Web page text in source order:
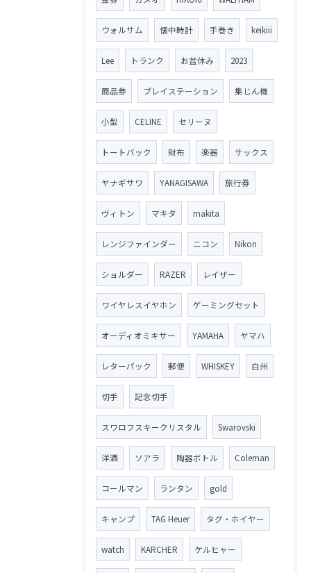
ウォルサム 懐中時計 手巻き keikiii
Lee トランク お盆休み 2023
商品券 プレイステーション 集じん機
小型 CELINE セリーヌ
トートバック 財布 楽器 サックス
ヤナギサワ YANAGISAWA 旅行券
ヴィトン マキタ makita
レンジファインダー ニコン Nikon
ショルダー RAZER レイザー
ワイヤレスイヤホン ゲーミングセット
オーディオミキサー YAMAHA ヤマハ
レターパック 郵便 WHISKEY 白州
切手 記念切手
スワロフスキークリスタル Swarovski
洋酒 ソアラ 陶器ボトル Coleman
コールマン ランタン gold
キャンプ TAG Heuer タグ・ホイヤー
watch KARCHER ケルヒャー